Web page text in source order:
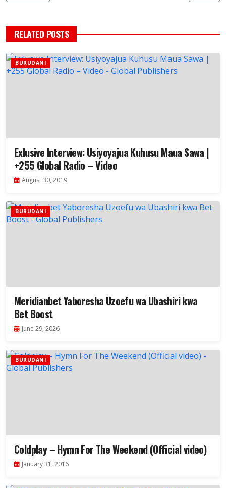
RELATED POSTS
BURUDANI
Exlusive Interview: Usiyoyajua Kuhusu Maua Sawa |
+255 Global Radio – Video
August 30, 2019
BURUDANI
Meridianbet Yaboresha Uzoefu wa Ubashiri kwa
Bet Boost
June 29, 2026
BURUDANI
Coldplay – Hymn For The Weekend (Official video)
January 31, 2016